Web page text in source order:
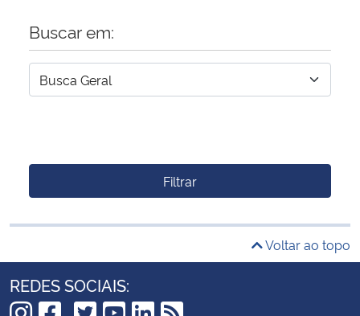
Buscar em:
Filtrar
Voltar ao topo
REDES SOCIAIS: